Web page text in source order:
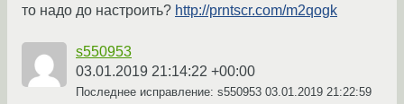
то надо до настроить? http://prntscr.com/m2qogk
s550953
03.01.2019 21:14:22 +00:00
Последнее исправление: s550953 03.01.2019 21:22:59